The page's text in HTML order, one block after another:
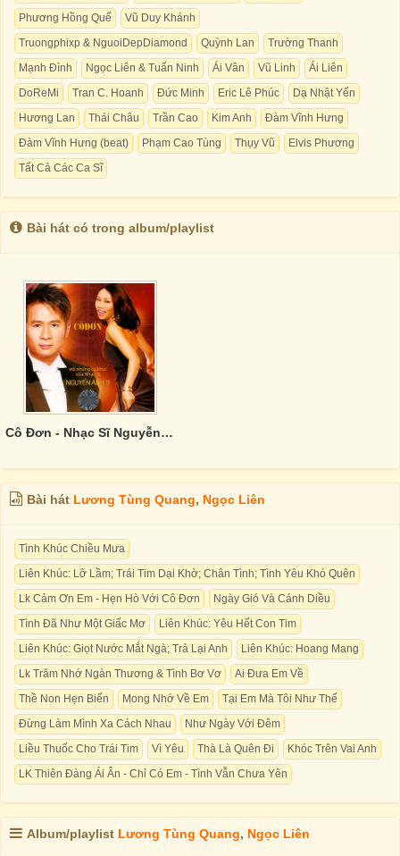
Phương Hồng Quế
Vũ Duy Khánh
Truongphixp & NguoiDepDiamond
Quỳnh Lan
Trường Thanh
Mạnh Đình
Ngọc Liên & Tuấn Ninh Ái Vân Vũ Linh
Ái Liên
DoReMi
Tran C. Hoanh Đức Minh Eric Lê Phúc
Dạ Nhật Yến
Hương Lan
Thái Châu Trần Cao Kim Anh
Đàm Vĩnh Hưng
Đàm Vĩnh Hưng (beat)
Phạm Cao Tùng Thụy Vũ
Elvis Phương
Tất Cả Các Ca Sĩ
Bài hát có trong album/playlist
Cô Đơn - Nhạc Sĩ Nguyễn Ánh 9
Bài hát Lương Tùng Quang, Ngọc Liên
Tình Khúc Chiều Mưa
Liên Khúc: Lỡ Lầm; Trái Tim Dại Khờ; Chân Tình; Tình Yêu Khó Quên
Lk Cảm Ơn Em - Hẹn Hò Với Cô Đơn
Ngày Gió Và Cánh Diều
Tình Đã Như Một Giấc Mơ
Liên Khúc: Yêu Hết Con Tim
Liên Khúc: Giọt Nước Mắt Ngà; Trả Lại Anh
Liên Khúc: Hoang Mang
Lk Trăm Nhớ Ngàn Thương & Tình Bơ Vơ
Ai Đưa Em Về
Thề Non Hẹn Biển
Mong Nhớ Về Em
Tại Em Mà Tôi Như Thế
Đừng Làm Mình Xa Cách Nhau
Như Ngày Với Đêm
Liều Thuốc Cho Trái Tim
Vì Yêu Thà Là Quên Đi
Khóc Trên Vai Anh
LK Thiên Đàng Ái Ân - Chỉ Có Em - Tình Vẫn Chưa Yên
Album/playlist Lương Tùng Quang, Ngọc Liên